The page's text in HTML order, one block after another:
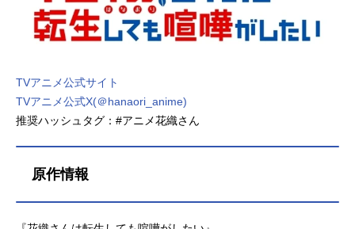
TVアニメ公式サイト
TVアニメ公式X(＠hanaori_anime)
推奨ハッシュタグ：#アニメ花織さん
原作情報